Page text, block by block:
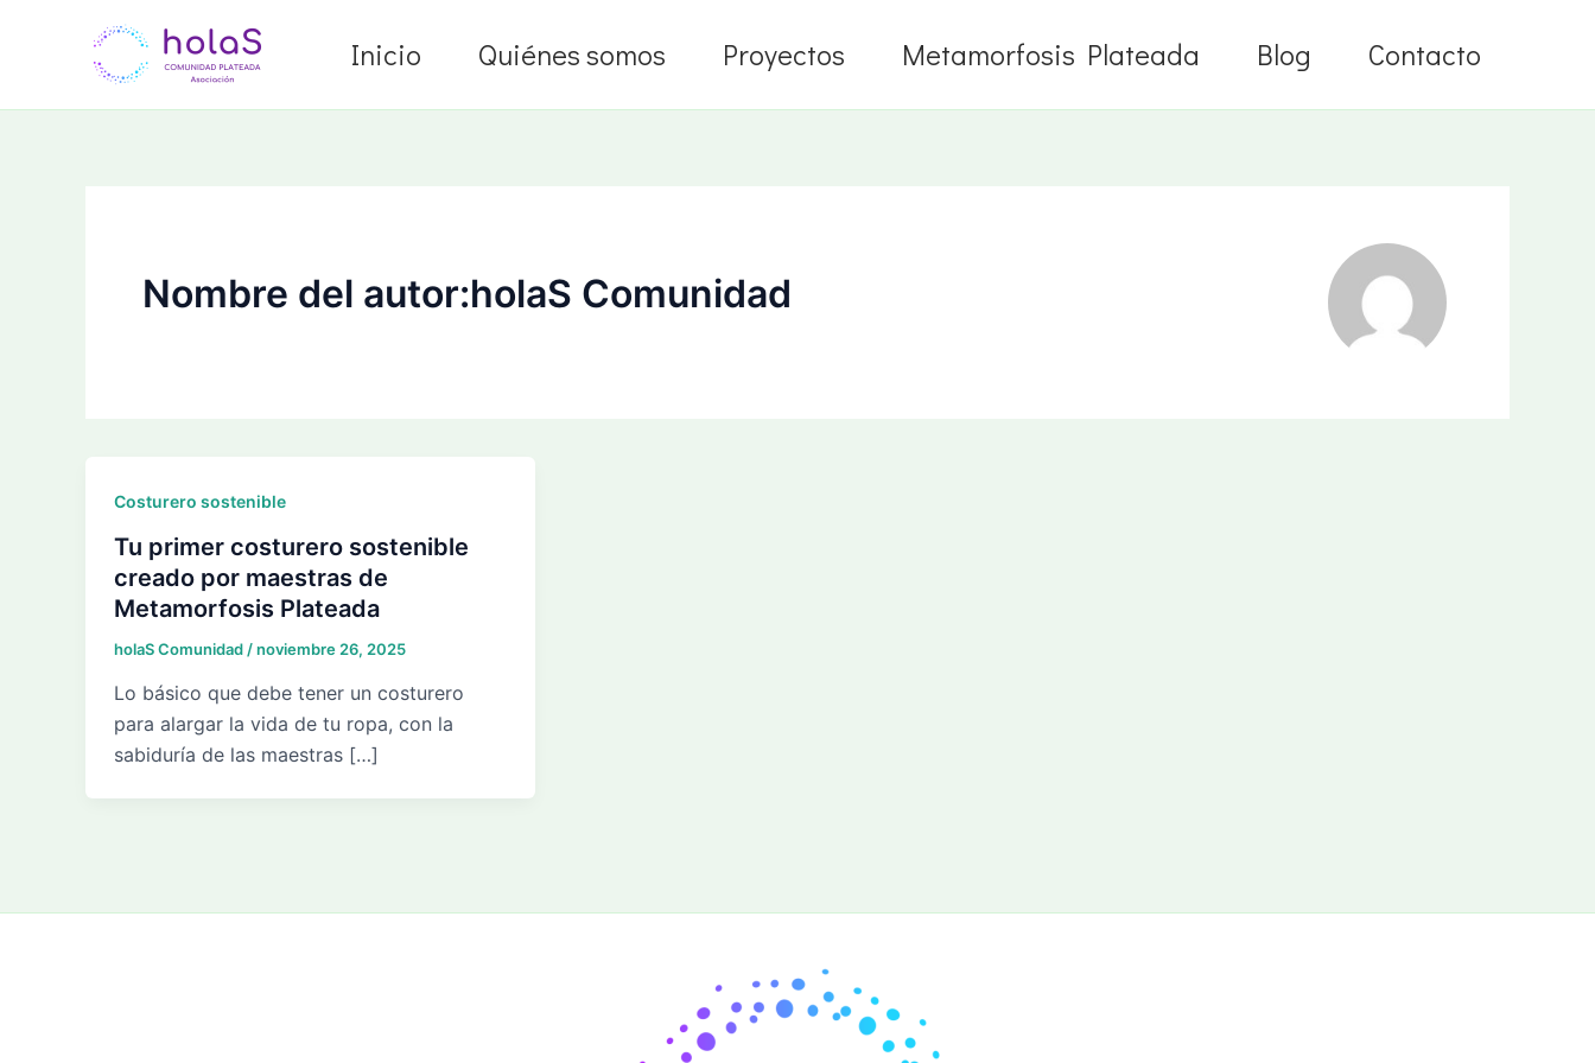
Inicio Quiénes somos Proyectos Metamorfosis Plateada Blog Contacto
Nombre del autor:holaS Comunidad
Costurero sostenible
Tu primer costurero sostenible
creado por maestras de
Metamorfosis Plateada
holaS Comunidad /noviembre 26, 2025
Lo básico que debe tener un costurero
para alargar la vida de tu ropa, con la
sabiduría de las maestras […]